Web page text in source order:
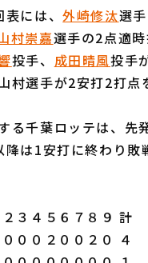
には、外崎修汰選手
村崇嘉選手の2点適
投手、 成田晴風投手
村選手が2安打2打点
る千葉ロッテは、先
降は1安打に終わり敗
３４５６７８９ 計
００２００２０ ４